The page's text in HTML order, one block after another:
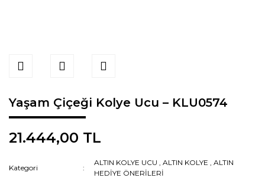
Yaşam Çiçeği Kolye Ucu – KLU0574
21.444,00 TL
Kategori
ALTIN KOLYE UCU ,ALTIN KOLYE ,ALTIN
HEDİYE ÖNERİLERİ